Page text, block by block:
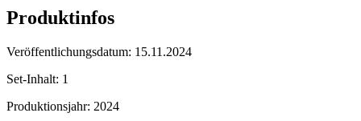
Produktinfos
Veröffentlichungsdatum: 15.11.2024
Set-Inhalt: 1
Produktionsjahr: 2024